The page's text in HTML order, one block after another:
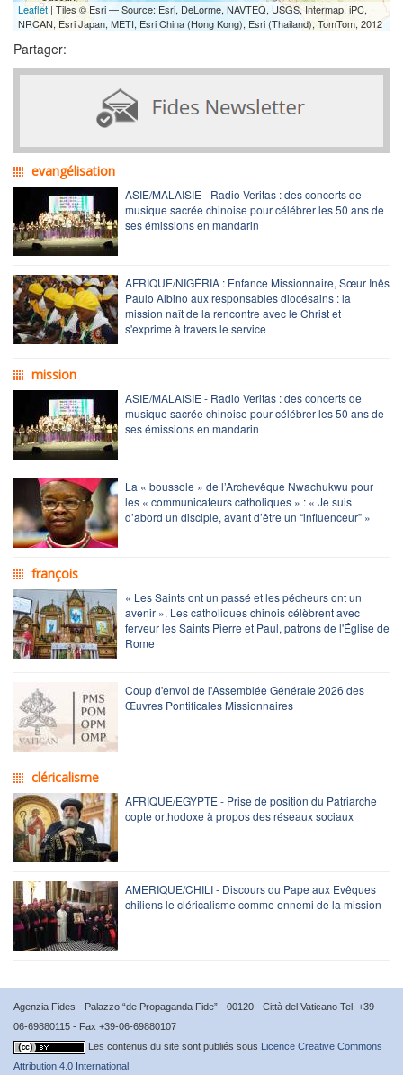
Leaflet | Tiles © Esri — Source: Esri, DeLorme, NAVTEQ, USGS, Intermap, iPC,
NRCAN, Esri Japan, METI, Esri China (Hong Kong), Esri (Thailand), TomTom, 2012
Partager:
evangélisation
ASIE/MALAISIE - Radio Veritas : des concerts de
musique sacrée chinoise pour célébrer les 50 ans de
ses émissions en mandarin
AFRIQUE/NIGÉRIA : Enfance Missionnaire, Sœur Inês
Paulo Albino aux responsables diocésains : la
mission naît de la rencontre avec le Christ et
s'exprime à travers le service
mission
ASIE/MALAISIE - Radio Veritas : des concerts de
musique sacrée chinoise pour célébrer les 50 ans de
ses émissions en mandarin
La « boussole » de l’Archevêque Nwachukwu pour
les « communicateurs catholiques » : « Je suis
d’abord un disciple, avant d’être un “influenceur” »
françois
« Les Saints ont un passé et les pécheurs ont un
avenir ». Les catholiques chinois célèbrent avec
ferveur les Saints Pierre et Paul, patrons de l'Église de
Rome
Coup d'envoi de l'Assemblée Générale 2026 des
Œuvres Pontificales Missionnaires
cléricalisme
AFRIQUE/EGYPTE - Prise de position du Patriarche
copte orthodoxe à propos des réseaux sociaux
AMERIQUE/CHILI - Discours du Pape aux Evêques
chiliens le cléricalisme comme ennemi de la mission
Agenzia Fides - Palazzo “de Propaganda Fide” - 00120 - Città del Vaticano Tel. +39-
06-69880115 - Fax +39-06-69880107
Les contenus du site sont publiés sous Licence Creative Commons
Attribution 4.0 International